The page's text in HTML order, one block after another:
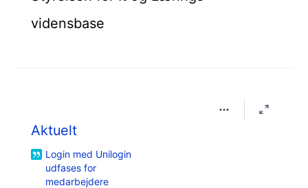
vidensbase
Aktuelt
Login med Unilogin
udfases for
medarbejdere